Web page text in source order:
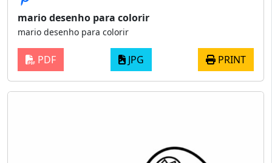
mario desenho para colorir
mario desenho para colorir
PDF JPG PRINT